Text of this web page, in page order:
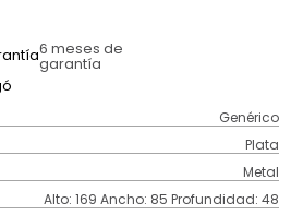
6 meses de
garantía
Genérico
Plata
Metal
Alto: 169 Ancho: 85 Profundidad: 48